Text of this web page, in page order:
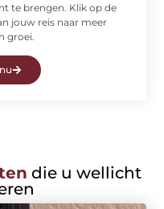
te brengen. Klik op de
jouw reis naar meer
groei.
die u wellicht